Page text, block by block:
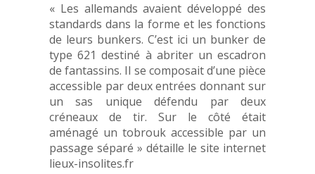
« Les allemands avaient développé des
standards dans la forme et les fonctions
de leurs bunkers. C’est ici un bunker de
type 621 destiné à abriter un escadron
de fantassins. Il se composait d’une pièce
accessible par deux entrées donnant sur
un sas unique défendu par deux
créneaux de tir. Sur le côté était
aménagé un tobrouk accessible par un
passage séparé » détaille le site internet
lieux-insolites.fr